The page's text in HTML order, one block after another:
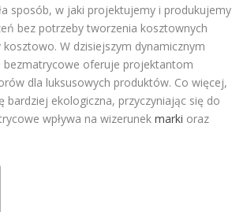
sposób, w jaki projektujemy i produkujemy
bez potrzeby tworzenia kosztownych
W dzisiejszym dynamicznym
bezmatrycowe oferuje projektantom
dla luksusowych produktów. Co więcej,
ekologiczna, przyczyniając się do
wpływa na wizerunekmarki oraz